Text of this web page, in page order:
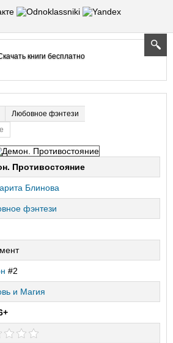
Любовное фэнтези
Противостояние
Блинова
фэнтези
#2
и Магия